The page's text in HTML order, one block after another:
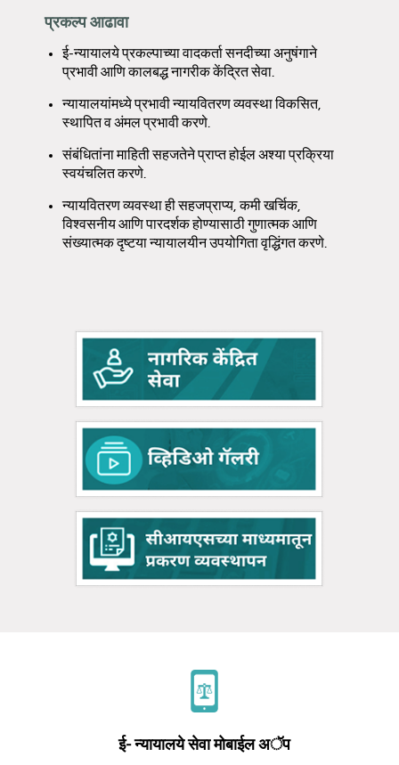
प्रकल्प आढावा
ई-न्यायालये प्रकल्पाच्या वादकर्ता सनदीच्या अनुषंगाने
प्रभावी आणि कालबद्ध नागरीक केंद्रित सेवा.
न्यायालयांमध्ये प्रभावी न्यायवितरण व्यवस्था विकसित,
स्थापित व अंमल प्रभावी करणे.
संबंधितांना माहिती सहजतेने प्राप्त होईल अश्या प्रक्रिया
स्वयंचलित करणे.
न्यायवितरण व्यवस्था ही सहजप्राप्य, कमी खर्चिक,
विश्वसनीय आणि पारदर्शक होण्यासाठी गुणात्मक आणि
संख्यात्मक दृष्टया न्यायालयीन उपयोगिता वृद्धिंगत करणे.
ई- न्यायालये सेवा मोबाईल अॅप